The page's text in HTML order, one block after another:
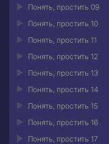
Понять, простить 09
Понять, простить 10
Понять, простить 11
Понять, простить 12
Понять, простить 13
Понять, простить 14
Понять, простить 15
Понять, простить 16
Понять, простить 17